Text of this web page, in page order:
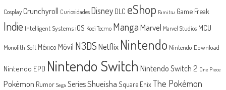
Cosplay Crunchyroll Curiosidades Disney DLC eShop Famitsu Game Freak
Indie Intelligent Systems iOS Koei Tecmo MangaMarvel Marvel Studios MCU
Monolith Soft México Móvil N3DSNetflix Nintendo Nintendo Download
Nintendo EPD Nintendo Switch Nintendo Switch 2 One Piece
Pokémon Rumor Sega SeriesShueisha Square EnixThe Pokémon